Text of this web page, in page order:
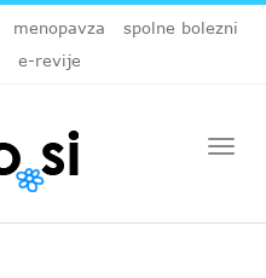
menopavza
spolne bolezni
e-revije